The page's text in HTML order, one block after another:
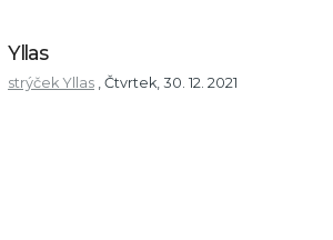
Yllas
strýček Yllas , Čtvrtek, 30. 12. 2021